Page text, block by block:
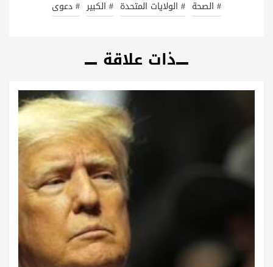
# الصحة # الولايات المتحدة # الكبير # دعوى
ذات علاقة